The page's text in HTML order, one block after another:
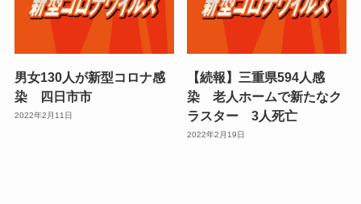
男女130人が新型コロナ感
染 四日市市
2022年2月11日
【続報】三重県594人感
染 老人ホームで新たなク
ラスター 3人死亡
2022年2月19日